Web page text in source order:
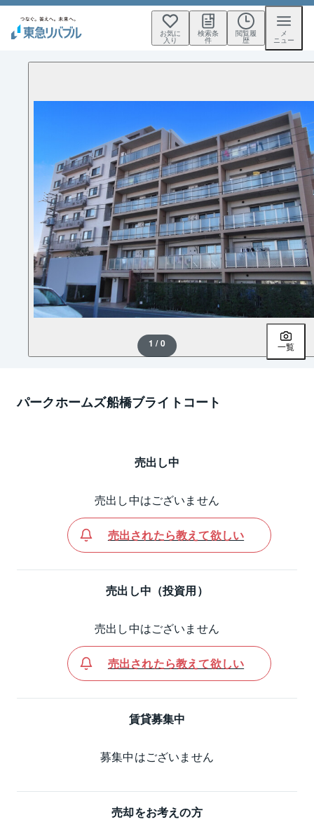
お気に
入り
検索条
件
閲覧履
歴
メ
ニュー
1 / 0 一覧
パークホームズ船橋ブライトコート
売出し中
売出し中はございません
売出されたら教えて欲しい
売出し中（投資用）
売出し中はございません
売出されたら教えて欲しい
賃貸募集中
募集中はございません
売却をお考えの方